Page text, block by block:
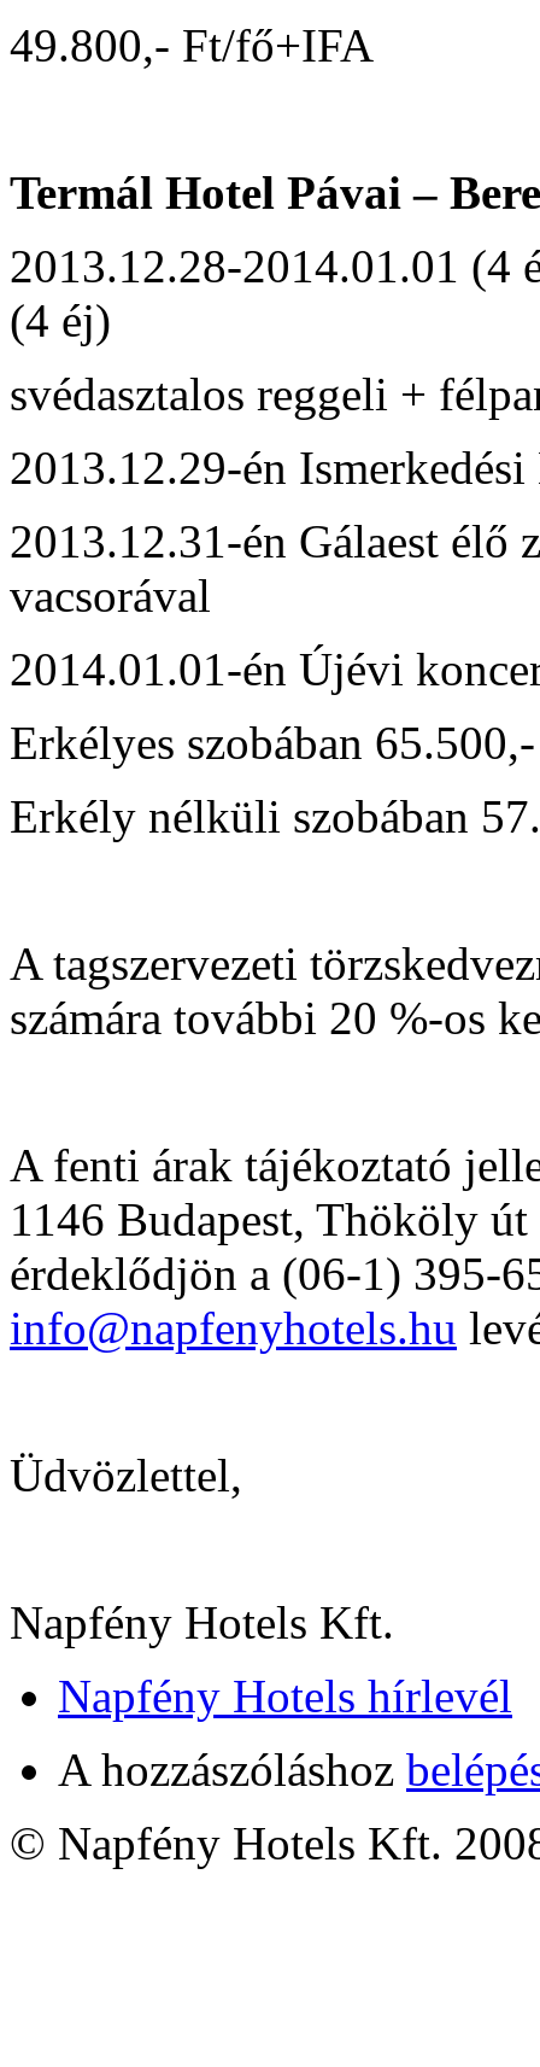
49.800,- Ft/fő+IFA
Termál Hotel Pávai –
2013.12.28-2014.01.01 (4
(4 éj)
svédasztalos reggeli +
2013.12.29-én
2013.12.31-én Gálaest élő
vacsorával
2014.01.01-én Újévi
Erkélyes szobában
Erkély nélküli szobában
A tagszervezeti
számára további 20 %-os
A fenti árak tájékoztató
1146 Budapest, Thököly
érdeklődjön a (06-1) 395-
info@napfenyhotels.hu
Üdvözlettel,
Napfény Hotels Kft.
Napfény Hotels hírlevél
A hozzászóláshoz
© Napfény Hotels Kft.